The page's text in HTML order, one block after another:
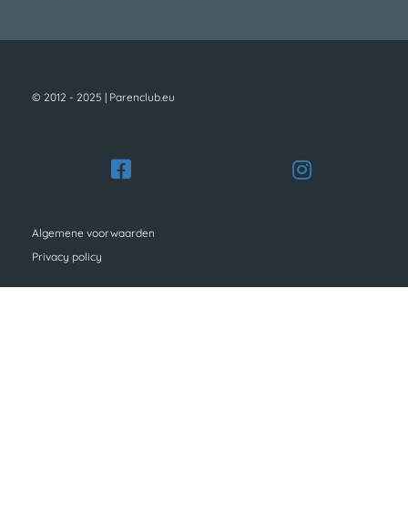
© 2012 - 2025 | Parenclub.eu
Algemene voorwaarden
Privacy policy